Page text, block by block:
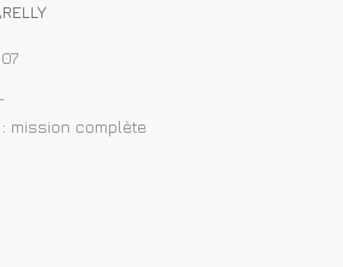
mission complète